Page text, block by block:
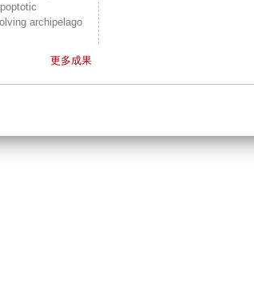
archipelago
更多成果